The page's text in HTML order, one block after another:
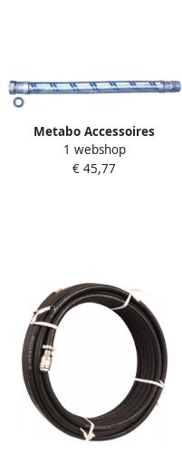
Metabo Accessoires
Luchtslang 500mm 1 IG X 1"
AG" 903061340
1 webshop
€ 45,77